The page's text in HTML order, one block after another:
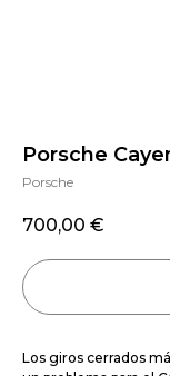
Porsche
Porsche
700,00 €
Los giros cerrados